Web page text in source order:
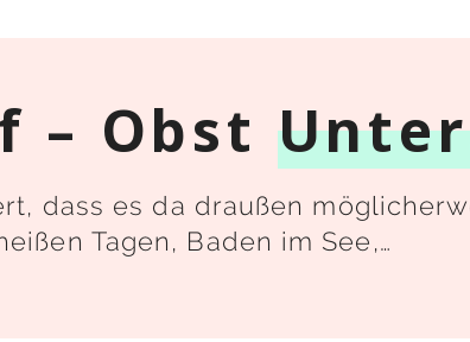
– Obst
dass es da draußen
Tagen, Baden im See,…